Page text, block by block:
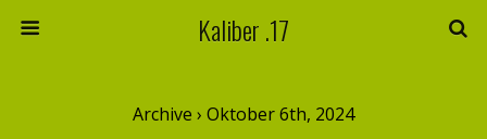
Kaliber .17
Archive › Oktober 6th, 2024